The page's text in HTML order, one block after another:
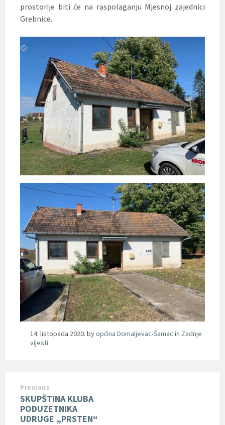
prostorije biti će na raspolaganju Mjesnoj zajednici
Grebnice.
14. listopada 2020. byopćina Domaljevac-Šamac in Zadnje
vijesti
Previous
SKUPŠTINA KLUBA
PODUZETNIKA
UDRUGE „PRSTEN“